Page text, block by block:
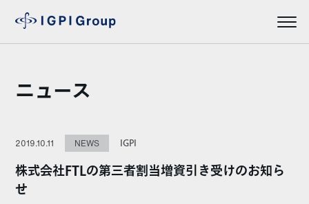
ニュース
2019.10.11 NEWS IGPI
株式会社FTLの第三者割当増資引き受けのお知ら
せ